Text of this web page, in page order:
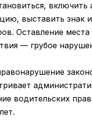
выставить знак
Оставление места
— грубое
водительских